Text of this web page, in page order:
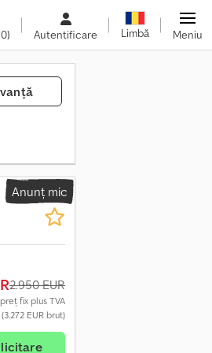
Autentificare Limbă Meniu
Anunț mic
2.950 EUR
preț fix plus TVA
(3.272 EUR brut)